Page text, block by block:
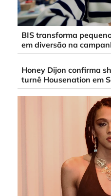
BIS transforma
em diversão na
Honey Dijon confirma
turnê Housenation em